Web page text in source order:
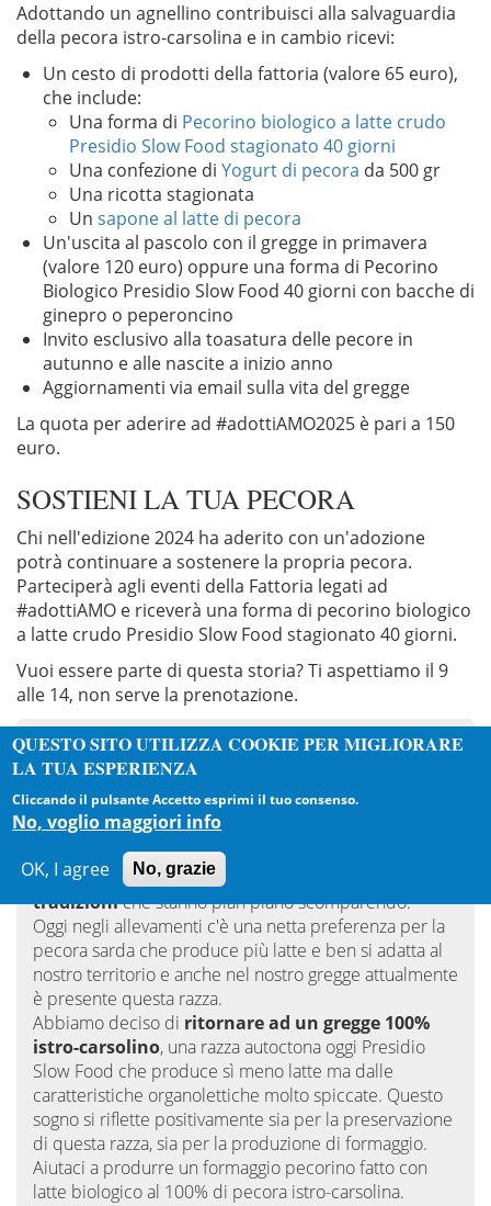
QUESTO SITO UTILIZZA COOKIE PER MIGLIORARE
LA TUA ESPERIENZA
Cliccando il pulsante Accetto esprimi il tuo consenso.
No, voglio maggiori info
OK, I agree
No, grazie
Adottando un agnellino contribuisci alla salvaguardia
della pecora istro-carsolina e in cambio ricevi:
Un cesto di prodotti della fattoria (valore 65 euro),
che include:
Una forma di Pecorino biologico a latte crudo
Presidio Slow Food stagionato 40 giorni
Una confezione di Yogurt di pecora da 500 gr
Una ricotta stagionata
Un sapone al latte di pecora
Un'uscita al pascolo con il gregge in primavera
(valore 120 euro) oppure una forma di Pecorino
Biologico Presidio Slow Food 40 giorni con bacche di
ginepro o peperoncino
Invito esclusivo alla toasatura delle pecore in
autunno e alle nascite a inizio anno
Aggiornamenti via email sulla vita del gregge
La quota per aderire ad #adottiAMO2025 è pari a 150
euro.
SOSTIENI LA TUA PECORA
Chi nell'edizione 2024 ha aderito con un'adozione
potrà continuare a sostenere la propria pecora.
Parteciperà agli eventi della Fattoria legati ad
#adottiAMO e riceverà una forma di pecorino biologico
a latte crudo Presidio Slow Food stagionato 40 giorni.
Vuoi essere parte di questa storia? Ti aspettiamo il 9
alle 14, non serve la prenotazione.
PERCHÉ DARCI FIDUCIA
Lapreservazionedel territorio e delle sue specie
è fondamentale
biodiversitàma anche per mantenere quelle
tradizioniche stanno pian piano scomparendo.
Oggi negli allevamenti c'è una netta preferenza per la
pecora sarda che produce più latte e ben si adatta al
nostro territorio e anche nel nostro gregge attualmente
è presente questa razza.
Abbiamo deciso di ritornare ad un gregge 100%
istro-carsolino, una razza autoctona oggi Presidio
Slow Food che produce sì meno latte ma dalle
caratteristiche organolettiche molto spiccate. Questo
sogno si riflette positivamente sia per la preservazione
di questa razza, sia per la produzione di formaggio.
Aiutaci a produrre un formaggio pecorino fatto con
latte biologico al 100% di pecora istro-carsolina.